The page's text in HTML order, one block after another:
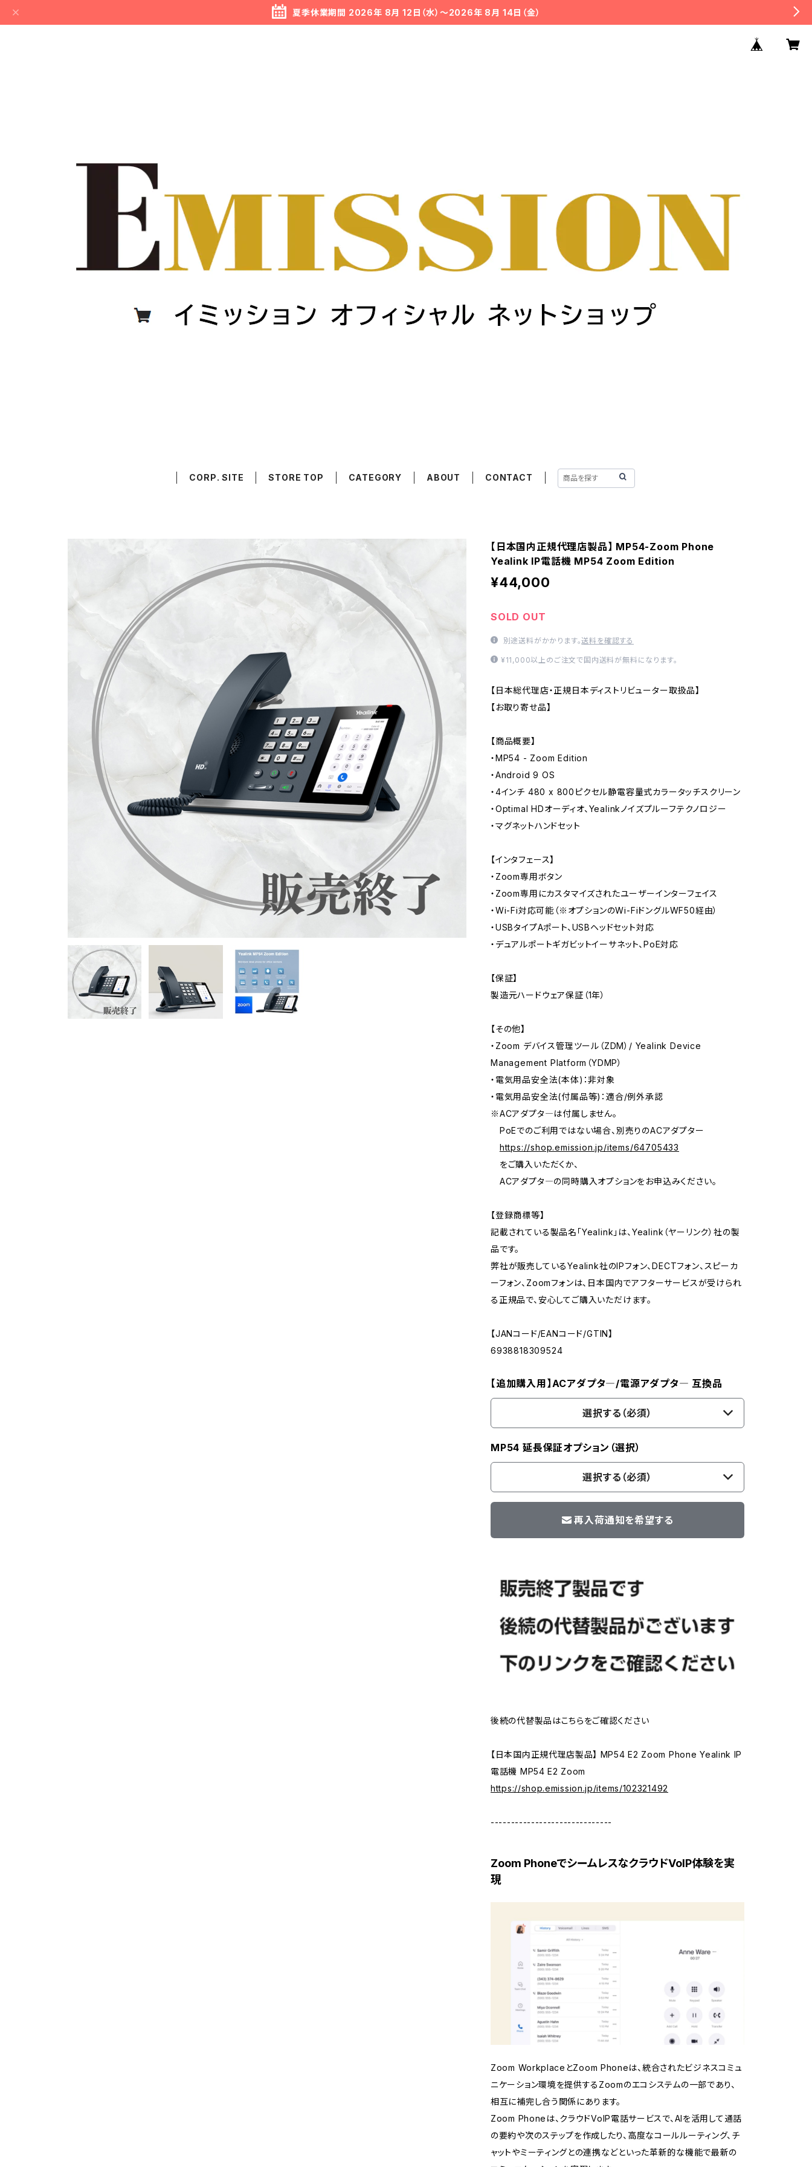
夏季休業期間 2026年 8月 12日（水）～2026年 8月 14日（金）
CORP. SITE STORE TOP CATEGORY ABOUT CONTACT
【日本国内正規代理店製品】 MP54-Zoom Phone
Yealink IP電話機 MP54 Zoom Edition
¥44,000
SOLD OUT
別途送料がかかります。送料を確認する
¥11,000以上のご注文で国内送料が無料になります。
【日本総代理店・正規日本ディストリビューター取扱品】
【お取り寄せ品】
【商品概要】
・MP54 - Zoom Edition
・Android 9 OS
・4インチ 480 x 800ピクセル静電容量式カラータッチスクリーン
・Optimal HDオーディオ、Yealinkノイズプルーフテクノロジー
・マグネットハンドセット
【インタフェース】
・Zoom専用ボタン
・Zoom専用にカスタマイズされたユーザーインターフェイス
・Wi-Fi対応可能（※オプションのWi-FiドングルWF50経由）
・USBタイプAポート、USBヘッドセット対応
・デュアルポートギガビットイーサネット、PoE対応
【保証】
製造元ハードウェア保証（1年）
【その他】
・Zoom デバイス管理ツール（ZDM）/ Yealink Device
Management Platform（YDMP）
・電気用品安全法(本体)：非対象
・電気用品安全法(付属品等)：適合/例外承認
※ACアダプタ―は付属しません。
PoEでのご利用ではない場合、別売りのACアダプター
https://shop.emission.jp/items/64705433
をご購入いただくか、
ACアダプタ―の同時購入オプションをお申込みください。
【登録商標等】
記載されている製品名「Yealink」は、Yealink（ヤーリンク）社の製
品です。
弊社が販売しているYealink社のIPフォン、DECTフォン、スピーカ
ーフォン、Zoomフォンは、日本国内でアフターサービスが受けられ
る正規品で、安心してご購入いただけます。
【JANコード/EANコード/GTIN】
6938818309524
【追加購入用】ACアダプタ―/電源アダプタ― 互換品
選択する（必須）
MP54 延長保証オプション（選択）
選択する（必須）
再入荷通知を希望する
後続の代替製品はこちらをご確認ください
【日本国内正規代理店製品】 MP54 E2 Zoom Phone Yealink IP
電話機 MP54 E2 Zoom
https://shop.emission.jp/items/102321492
------------------------------
Zoom PhoneでシームレスなクラウドVoIP体験を実
現
Zoom WorkplaceとZoom Phoneは、統合されたビジネスコミュ
ニケーション環境を提供するZoomのエコシステムの一部であり、
相互に補完し合う関係にあります。
Zoom Phoneは、クラウドVoIP電話サービスで、AIを活用して通話
の要約や次のステップを作成したり、高度なコールルーティング、チ
ャットやミーティングとの連携などといった革新的な機能で最新の